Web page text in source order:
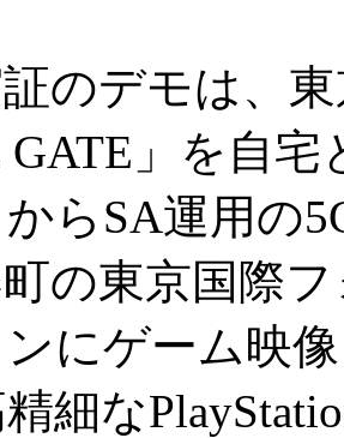
のデモは、
」を自宅
らSA運用の
の東京国際
にゲーム映
細な